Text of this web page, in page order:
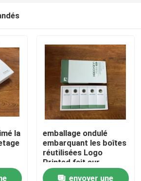
la
emballage ondulé
embarquant les boîtes
réutilisées Logo
Printed fait sur
commande
envoyer une